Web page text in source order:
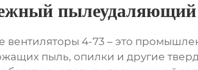
пылеудаляющий
4-73 – это
пыль, опилки и другие